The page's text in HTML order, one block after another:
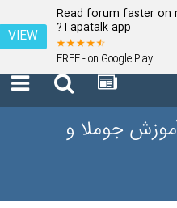
Read forum faster on
Tapatalk app?
FREE - on Google Play
VIEW
جوملا و